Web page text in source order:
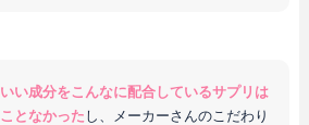
い成分をこんなに配合しているサプリは
となかったし、メーカーさんのこだわり